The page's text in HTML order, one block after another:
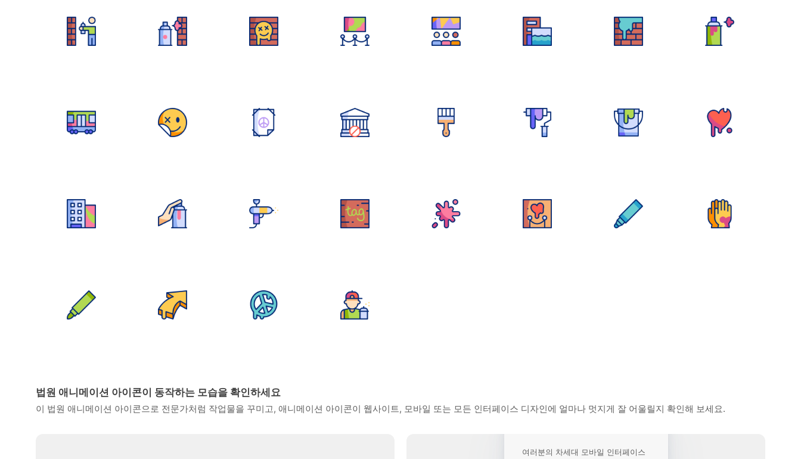
법원 애니메이션 아이콘이 동작하는 모습을 확인하세요
이 법원 애니메이션 아이콘으로 전문가처럼 작업물을 꾸미고, 애니메이션 아이콘이 웹사이트, 모바일 또는 모든 인터페이스 디자인에 얼마나 멋지게 잘 어울릴지 확인해 보세요.
여러분의 차세대 모바일 인터페이스